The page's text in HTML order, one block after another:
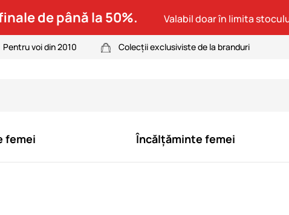
de până la 50%. Valabil doar în limita
Pentru voi din 2010 Colecții exclusiviste de la branduri
femei Încălțăminte femei